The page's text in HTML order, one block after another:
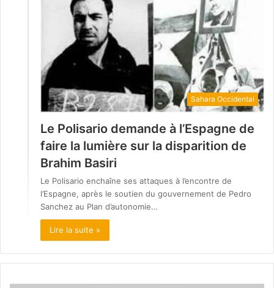
Sahara Occidental
Le Polisario demande à l’Espagne de
faire la lumière sur la disparition de
Brahim Basiri
Le Polisario enchaîne ses attaques à l’encontre de
l’Espagne, après le soutien du gouvernement de Pedro
Sanchez au Plan d’autonomie…
Lire la suite »